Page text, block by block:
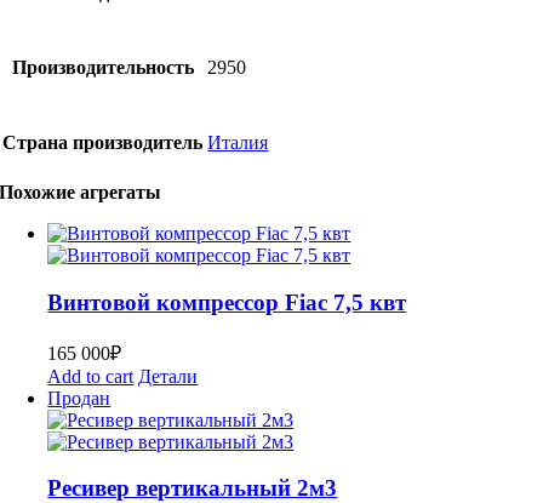
Производительность 2950
Страна производитель Италия
Похожие агрегаты
Винтовой компрессор Fiac 7,5 квт
165 000₽
Add to cart Детали
Продан
Ресивер вертикальный 2м3